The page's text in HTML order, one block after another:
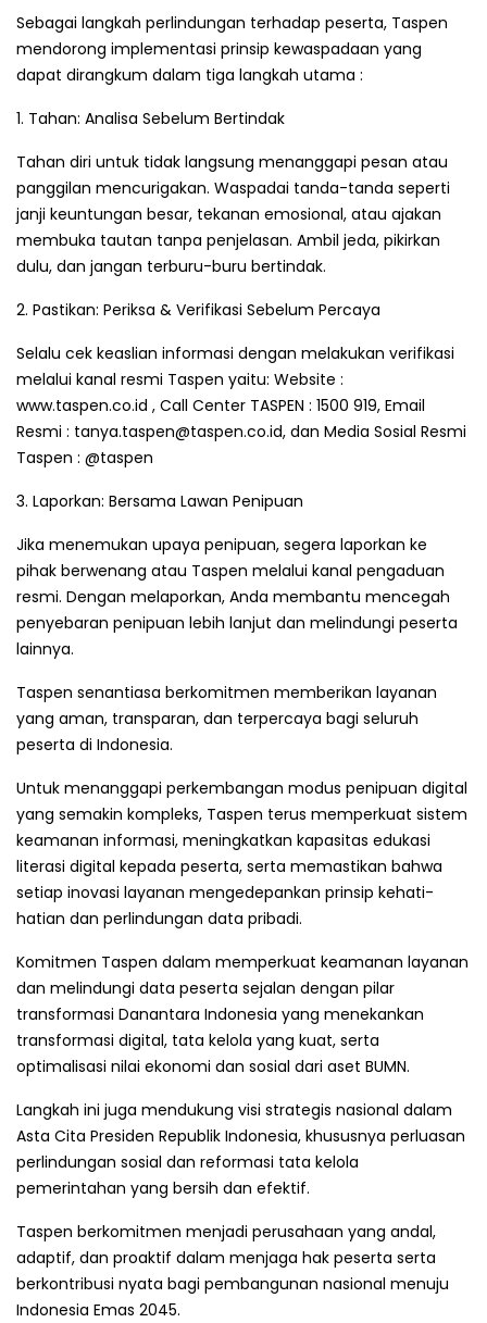
Sebagai langkah perlindungan terhadap peserta, Taspen
mendorong implementasi prinsip kewaspadaan yang
dapat dirangkum dalam tiga langkah utama :
1. Tahan: Analisa Sebelum Bertindak
Tahan diri untuk tidak langsung menanggapi pesan atau
panggilan mencurigakan. Waspadai tanda-tanda seperti
janji keuntungan besar, tekanan emosional, atau ajakan
membuka tautan tanpa penjelasan. Ambil jeda, pikirkan
dulu, dan jangan terburu-buru bertindak.
2. Pastikan: Periksa & Verifikasi Sebelum Percaya
Selalu cek keaslian informasi dengan melakukan verifikasi
melalui kanal resmi Taspen yaitu: Website :
www.taspen.co.id , Call Center TASPEN : 1500 919, Email
Resmi : tanya.taspen@taspen.co.id, dan Media Sosial Resmi
Taspen : @taspen
3. Laporkan: Bersama Lawan Penipuan
Jika menemukan upaya penipuan, segera laporkan ke
pihak berwenang atau Taspen melalui kanal pengaduan
resmi. Dengan melaporkan, Anda membantu mencegah
penyebaran penipuan lebih lanjut dan melindungi peserta
lainnya.
Taspen senantiasa berkomitmen memberikan layanan
yang aman, transparan, dan terpercaya bagi seluruh
peserta di Indonesia.
Untuk menanggapi perkembangan modus penipuan digital
yang semakin kompleks, Taspen terus memperkuat sistem
keamanan informasi, meningkatkan kapasitas edukasi
literasi digital kepada peserta, serta memastikan bahwa
setiap inovasi layanan mengedepankan prinsip kehati-
hatian dan perlindungan data pribadi.
Komitmen Taspen dalam memperkuat keamanan layanan
dan melindungi data peserta sejalan dengan pilar
transformasi Danantara Indonesia yang menekankan
transformasi digital, tata kelola yang kuat, serta
optimalisasi nilai ekonomi dan sosial dari aset BUMN.
Langkah ini juga mendukung visi strategis nasional dalam
Asta Cita Presiden Republik Indonesia, khususnya perluasan
perlindungan sosial dan reformasi tata kelola
pemerintahan yang bersih dan efektif.
Taspen berkomitmen menjadi perusahaan yang andal,
adaptif, dan proaktif dalam menjaga hak peserta serta
berkontribusi nyata bagi pembangunan nasional menuju
Indonesia Emas 2045.